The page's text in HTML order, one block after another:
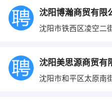
沈阳博瀚商贸有限
沈阳市铁西区凌空二
沈阳美思源商贸有
沈阳市和平区太原南